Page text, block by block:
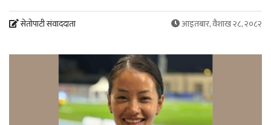
सेतोपाटी संवाददाता आइतबार, वैशाख २८, २०८२